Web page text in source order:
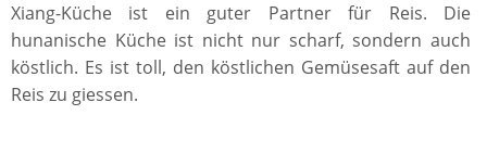
Xiang-Küche ist ein guter Partner für Reis. Die
hunanische Küche ist nicht nur scharf, sondern auch
köstlich. Es ist toll, den köstlichen Gemüsesaft auf den
Reis zu giessen.